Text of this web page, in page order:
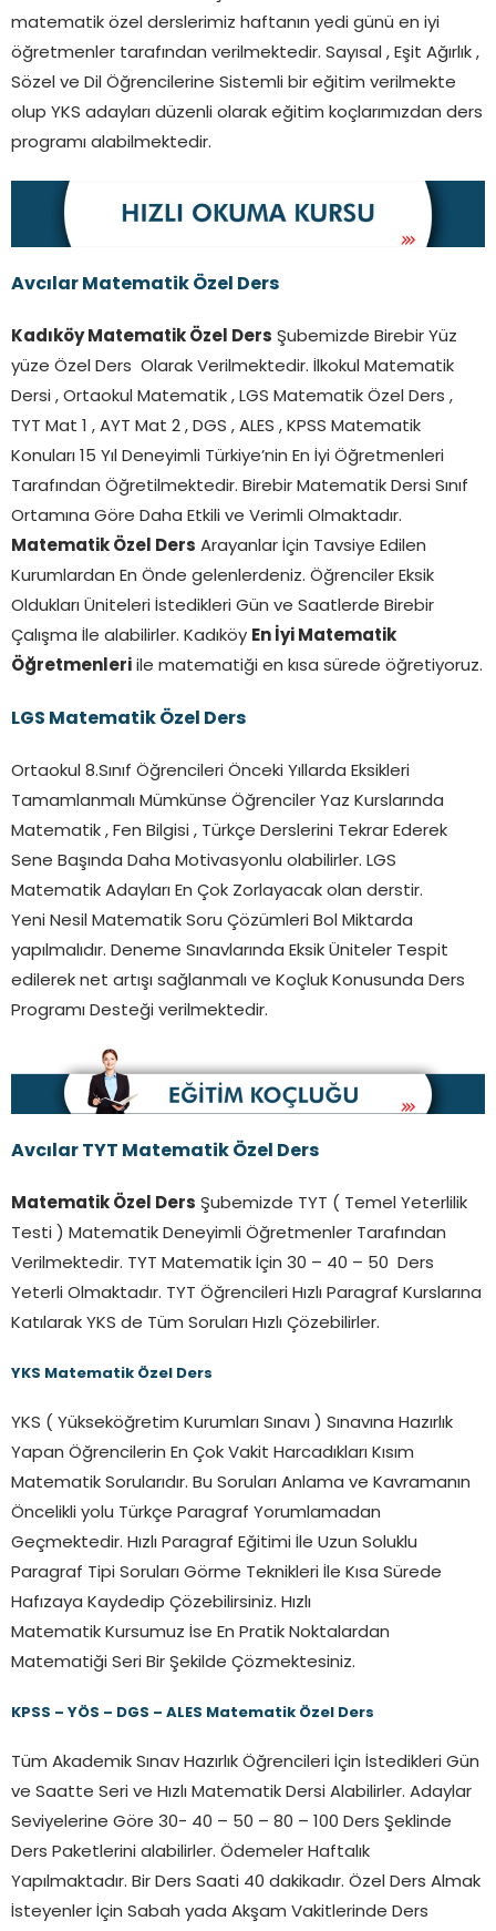
matematik özel derslerimiz haftanın yedi günü en iyi
öğretmenler tarafından verilmektedir. Sayısal , Eşit Ağırlık ,
Sözel ve Dil Öğrencilerine Sistemli bir eğitim verilmekte
olup YKS adayları düzenli olarak eğitim koçlarımızdan ders
programı alabilmektedir.
Avcılar Matematik Özel Ders
Kadıköy Matematik Özel Ders Şubemizde Birebir Yüz
yüze Özel Ders Olarak Verilmektedir. İlkokul Matematik
Dersi , Ortaokul Matematik , LGS Matematik Özel Ders ,
TYT Mat 1 , AYT Mat 2 , DGS , ALES , KPSS Matematik
Konuları 15 Yıl Deneyimli Türkiye’nin En İyi Öğretmenleri
Tarafından Öğretilmektedir. Birebir Matematik Dersi Sınıf
Ortamına Göre Daha Etkili ve Verimli Olmaktadır.
Matematik Özel Ders Arayanlar İçin Tavsiye Edilen
Kurumlardan En Önde gelenlerdeniz. Öğrenciler Eksik
Oldukları Üniteleri İstedikleri Gün ve Saatlerde Birebir
Çalışma İle alabilirler. Kadıköy En İyi Matematik
Öğretmenleri ile matematiği en kısa sürede öğretiyoruz.
LGS Matematik Özel Ders
Ortaokul 8.Sınıf Öğrencileri Önceki Yıllarda Eksikleri
Tamamlanmalı Mümkünse Öğrenciler Yaz Kurslarında
Matematik , Fen Bilgisi , Türkçe Derslerini Tekrar Ederek
Sene Başında Daha Motivasyonlu olabilirler. LGS
Matematik Adayları En Çok Zorlayacak olan derstir.
Yeni Nesil Matematik Soru Çözümleri Bol Miktarda
yapılmalıdır. Deneme Sınavlarında Eksik Üniteler Tespit
edilerek net artışı sağlanmalı ve Koçluk Konusunda Ders
Programı Desteği verilmektedir.
Avcılar TYT Matematik Özel Ders
Matematik Özel Ders Şubemizde TYT ( Temel Yeterlilik
Testi ) Matematik Deneyimli Öğretmenler Tarafından
Verilmektedir. TYT Matematik İçin 30 – 40 – 50 Ders
Yeterli Olmaktadır. TYT Öğrencileri Hızlı Paragraf Kurslarına
Katılarak YKS de Tüm Soruları Hızlı Çözebilirler.
YKS Matematik Özel Ders
YKS ( Yükseköğretim Kurumları Sınavı ) Sınavına Hazırlık
Yapan Öğrencilerin En Çok Vakit Harcadıkları Kısım
Matematik Sorularıdır. Bu Soruları Anlama ve Kavramanın
Öncelikli yolu Türkçe Paragraf Yorumlamadan
Geçmektedir. Hızlı Paragraf Eğitimi İle Uzun Soluklu
Paragraf Tipi Soruları Görme Teknikleri İle Kısa Sürede
Hafızaya Kaydedip Çözebilirsiniz. Hızlı
Matematik Kursumuz İse En Pratik Noktalardan
Matematiği Seri Bir Şekilde Çözmektesiniz.
KPSS – YÖS – DGS – ALES Matematik Özel Ders
Tüm Akademik Sınav Hazırlık Öğrencileri İçin İstedikleri Gün
ve Saatte Seri ve Hızlı Matematik Dersi Alabilirler. Adaylar
Seviyelerine Göre 30- 40 – 50 – 80 – 100 Ders Şeklinde
Ders Paketlerini alabilirler. Ödemeler Haftalık
Yapılmaktadır. Bir Ders Saati 40 dakikadır. Özel Ders Almak
İsteyenler İçin Sabah yada Akşam Vakitlerinde Ders